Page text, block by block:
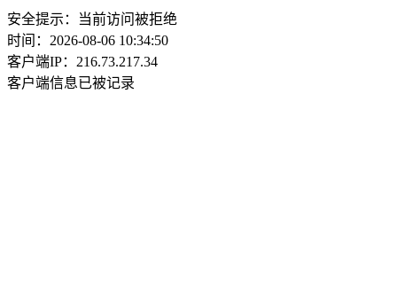
安全提示：当前访问被拒绝
时间：2026-08-06 10:34:50
客户端IP：216.73.217.34
客户端信息已被记录